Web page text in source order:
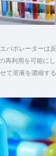
バポレーターは
再利用を可能に
て溶液を濃縮す